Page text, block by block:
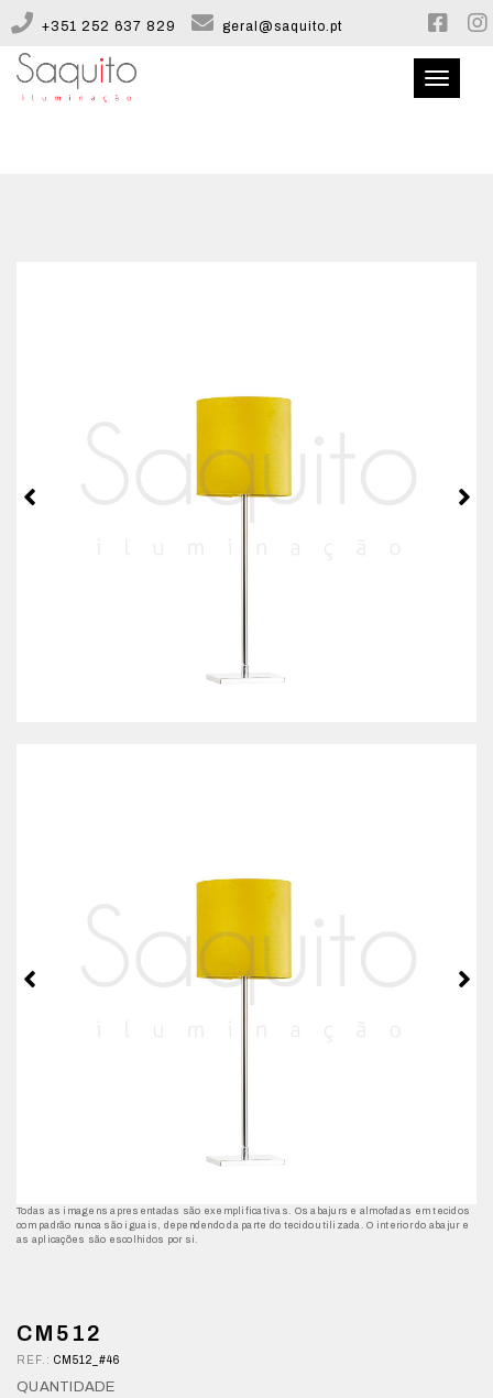
+351 252 637 829 geral@saquito.pt
Toggle
Todas as imagens apresentadas são exemplificativas. Os abajurs e almofadas em tecidos
com padrão nunca são iguais, dependendo da parte do tecido utilizada. O interior do abajur e
as aplicações são escolhidos por si.
CM512
REF.: CM512_#46
QUANTIDADE